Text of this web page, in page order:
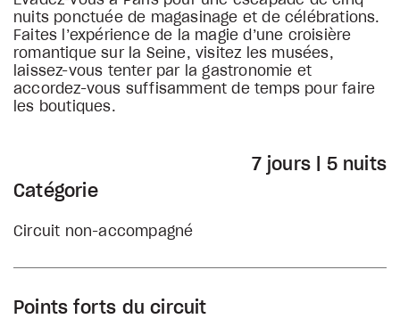
nuits ponctuée de magasinage et de célébrations.
Faites l’expérience de la magie d’une croisière
romantique sur la Seine, visitez les musées,
laissez-vous tenter par la gastronomie et
accordez-vous suffisamment de temps pour faire
les boutiques.
7 jours | 5 nuits
Catégorie
Circuit non-accompagné
Points forts du circuit